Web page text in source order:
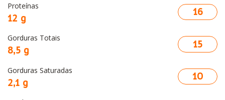
Proteínas
12 g 16
Gorduras Totais
8,5 g 15
Gorduras Saturadas
2,1 g 10